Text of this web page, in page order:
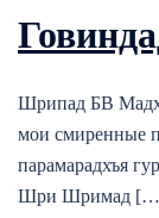
Шрипад БВ
мои смиренные
парамарадхъя
Шри Шримад